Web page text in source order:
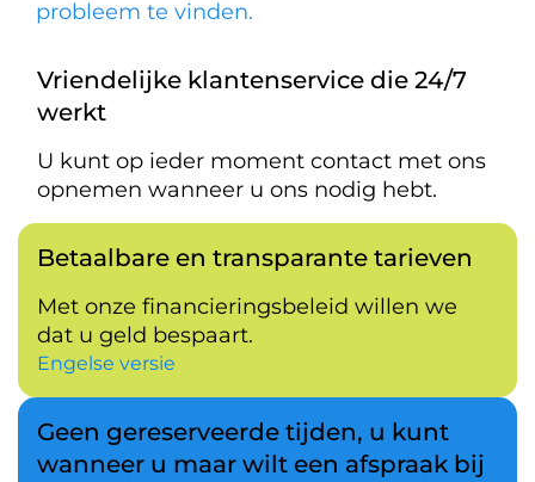
probleem te vinden.
Vriendelijke klantenservice die 24/7
werkt
U kunt op ieder moment contact met ons
opnemen wanneer u ons nodig hebt.
Betaalbare en transparante tarieven
Met onze financieringsbeleid willen we
dat u geld bespaart.
Engelse versie
Geen gereserveerde tijden, u kunt
wanneer u maar wilt een afspraak bij